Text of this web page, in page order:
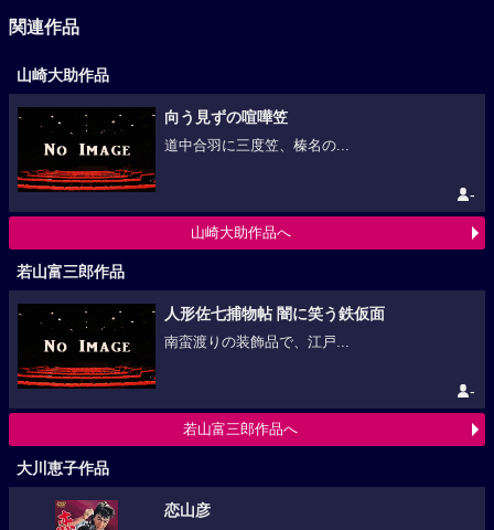
関連作品
山崎大助作品
向う見ずの喧嘩笠
道中合羽に三度笠、榛名の...
-
山崎大助作品へ
若山富三郎作品
人形佐七捕物帖 闇に笑う鉄仮面
南蛮渡りの装飾品で、江戸...
-
若山富三郎作品へ
大川恵子作品
恋山彦